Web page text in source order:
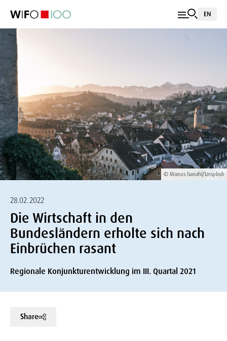
EN
© Marcus Ganahl/Unsplash
28.02.2022
Die Wirtschaft in den
Bundesländern erholte sich nach
Einbrüchen rasant
Regionale Konjunkturentwicklung im III. Quartal 2021
Share